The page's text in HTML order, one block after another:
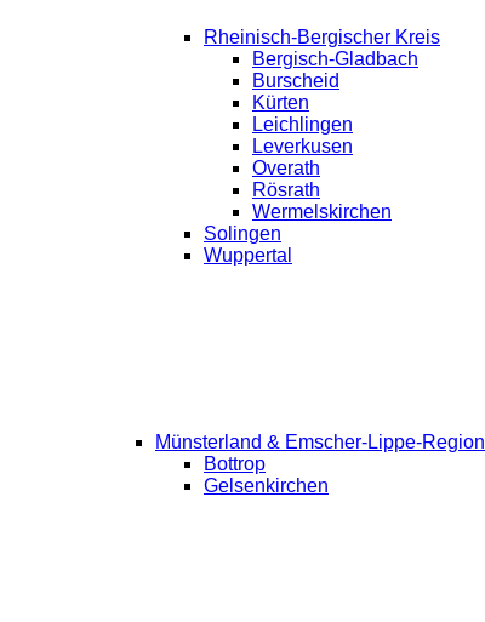
Rheinisch-Bergischer Kreis
Bergisch-Gladbach
Burscheid
Kürten
Leichlingen
Leverkusen
Overath
Rösrath
Wermelskirchen
Solingen
Wuppertal
Münsterland & Emscher-Lippe-Region
Bottrop
Gelsenkirchen